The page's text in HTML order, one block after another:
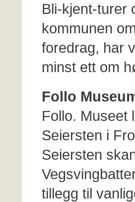
Bli-kjent-turer
kommunen
foredrag, har
minst ett om
Follo
Follo. Museet
Seiersten i
Seiersten
tillegg til